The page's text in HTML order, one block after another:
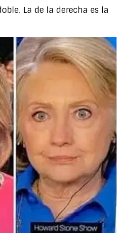
La de la derecha es la